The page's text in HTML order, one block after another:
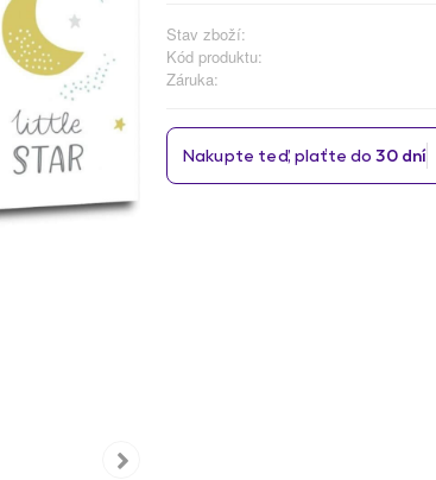
Stav zboží:
Kód produktu:
Záruka: